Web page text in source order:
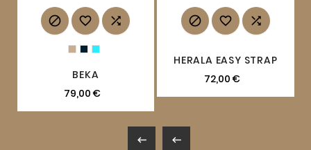
  
BEKA
79,00 €
  
HERALA EASY STRAP
72,00 €
 